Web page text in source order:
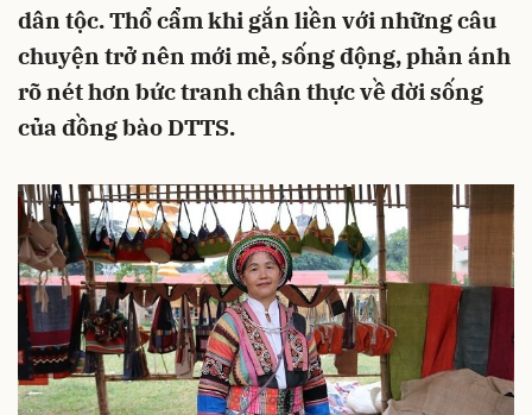
dân tộc. Thổ cẩm khi gắn liền với những câu
chuyện trở nên mới mẻ, sống động, phản ánh
rõ nét hơn bức tranh chân thực về đời sống
của đồng bào DTTS.